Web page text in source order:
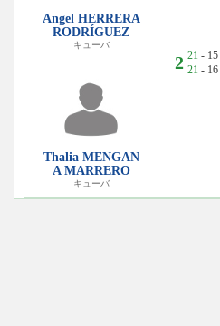
Angel HERRERA
RODRÍGUEZ
キューバ
Thalia MENGAN
A MARRERO
キューバ
2 21 - 15
21 - 16